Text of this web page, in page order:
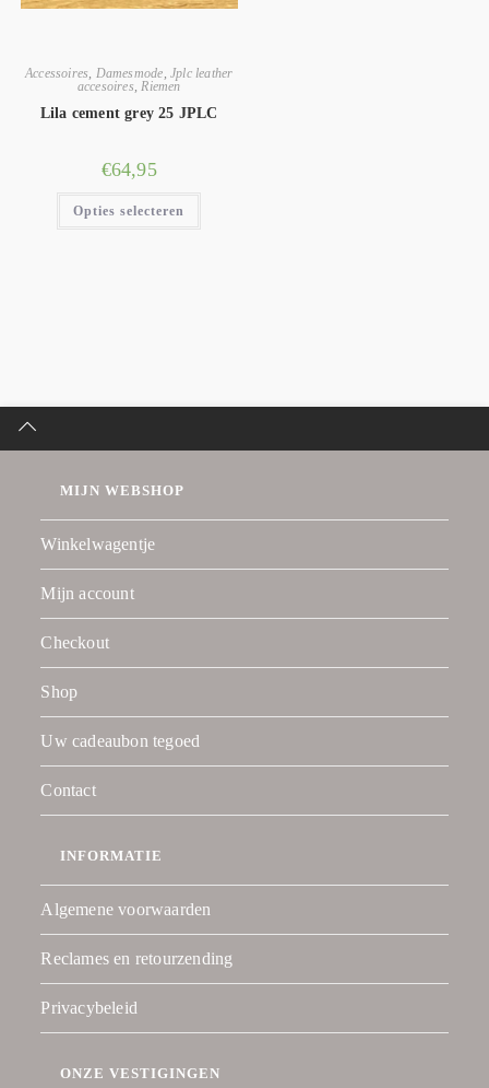
Accessoires, Damesmode, Jplc leather
accesoires,Riemen
Lila cement grey 25 JPLC
€64,95
Opties selecteren
MIJN WEBSHOP
Winkelwagentje
Mijn account
Checkout
Shop
Uw cadeaubon tegoed
Contact
INFORMATIE
Algemene voorwaarden
Reclames en retourzending
Privacybeleid
ONZE VESTIGINGEN